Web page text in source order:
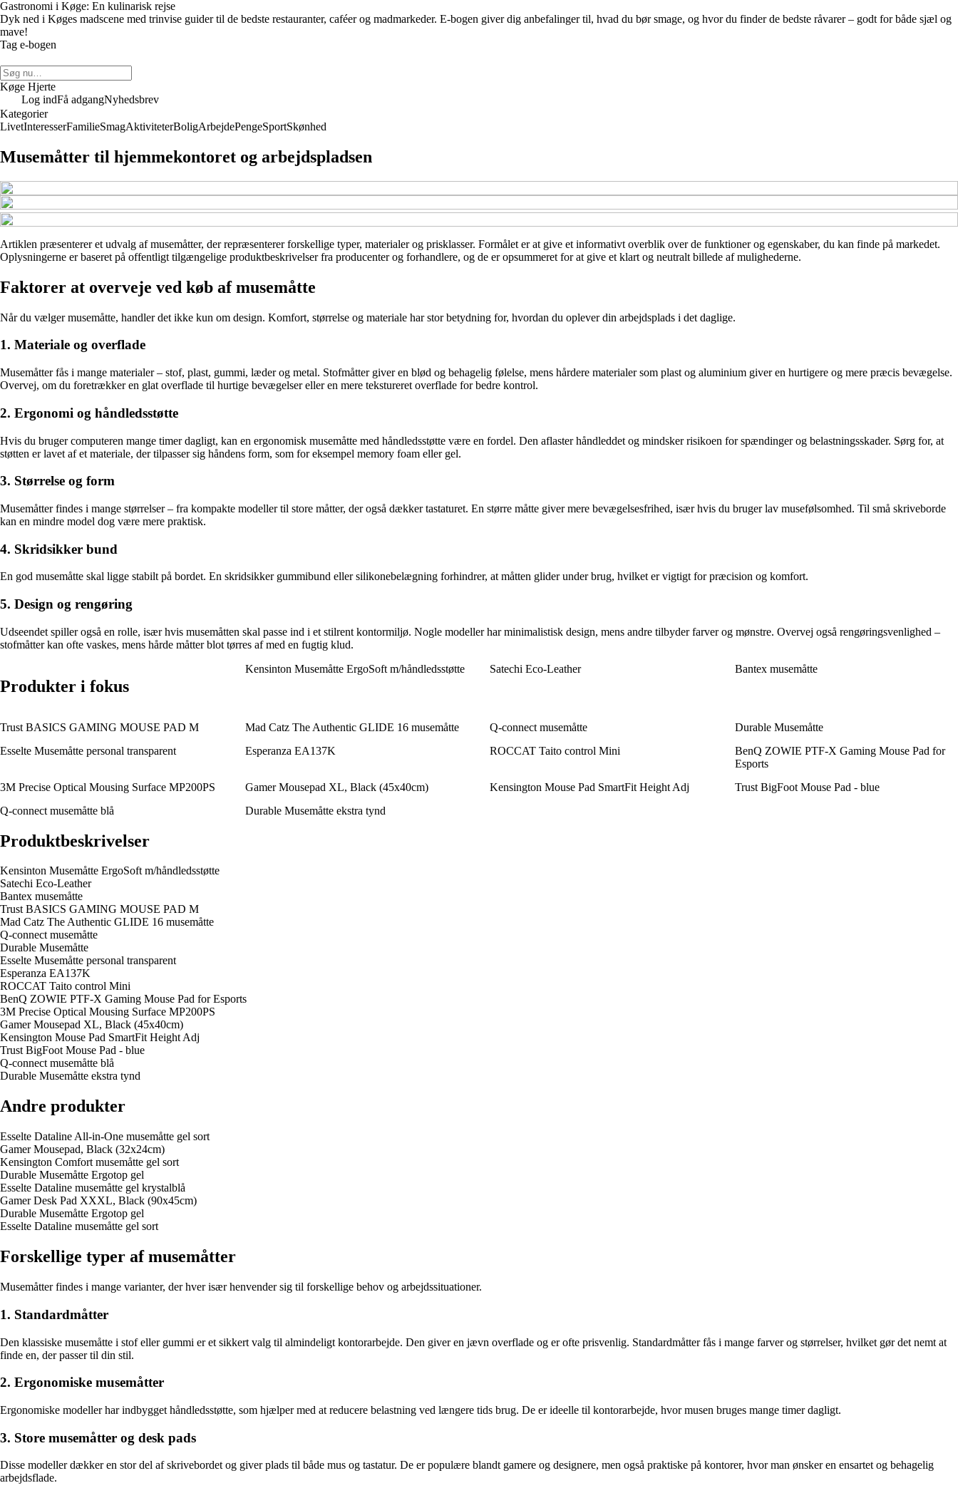
Gastronomi i Køge: En kulinarisk rejse
Dyk ned i Køges madscene med trinvise guider til de bedste restauranter, caféer og madmarkeder. E-bogen giver dig anbefalinger til, hvad du bør smage, og hvor du finder de bedste råvarer – godt for både sjæl og
mave!
Tag e-bogen
Køge Hjerte
Log indFå adgangNyhedsbrev
Kategorier
LivetInteresserFamilieSmagAktiviteterBoligArbejdePengeSportSkønhed
Musemåtter til hjemmekontoret og arbejdspladsen
Artiklen præsenterer et udvalg af musemåtter, der repræsenterer forskellige typer, materialer og prisklasser. Formålet er at give et informativt overblik over de funktioner og egenskaber, du kan finde på markedet.
Oplysningerne er baseret på offentligt tilgængelige produktbeskrivelser fra producenter og forhandlere, og de er opsummeret for at give et klart og neutralt billede af mulighederne.
Faktorer at overveje ved køb af musemåtte
Når du vælger musemåtte, handler det ikke kun om design. Komfort, størrelse og materiale har stor betydning for, hvordan du oplever din arbejdsplads i det daglige.
1. Materiale og overflade
Musemåtter fås i mange materialer – stof, plast, gummi, læder og metal. Stofmåtter giver en blød og behagelig følelse, mens hårdere materialer som plast og aluminium giver en hurtigere og mere præcis bevægelse.
Overvej, om du foretrækker en glat overflade til hurtige bevægelser eller en mere tekstureret overflade for bedre kontrol.
2. Ergonomi og håndledsstøtte
Hvis du bruger computeren mange timer dagligt, kan en ergonomisk musemåtte med håndledsstøtte være en fordel. Den aflaster håndleddet og mindsker risikoen for spændinger og belastningsskader. Sørg for, at
støtten er lavet af et materiale, der tilpasser sig håndens form, som for eksempel memory foam eller gel.
3. Størrelse og form
Musemåtter findes i mange størrelser – fra kompakte modeller til store måtter, der også dækker tastaturet. En større måtte giver mere bevægelsesfrihed, især hvis du bruger lav musefølsomhed. Til små skriveborde
kan en mindre model dog være mere praktisk.
4. Skridsikker bund
En god musemåtte skal ligge stabilt på bordet. En skridsikker gummibund eller silikonebelægning forhindrer, at måtten glider under brug, hvilket er vigtigt for præcision og komfort.
5. Design og rengøring
Udseendet spiller også en rolle, især hvis musemåtten skal passe ind i et stilrent kontormiljø. Nogle modeller har minimalistisk design, mens andre tilbyder farver og mønstre. Overvej også rengøringsvenlighed –
stofmåtter kan ofte vaskes, mens hårde måtter blot tørres af med en fugtig klud.
Produkter i fokus
Kensinton Musemåtte ErgoSoft m/håndledsstøtte Satechi Eco-Leather Bantex musemåtte
Trust BASICS GAMING MOUSE PAD M Mad Catz The Authentic GLIDE 16 musemåtte Q-connect musemåtte
Durable Musemåtte
Esselte Musemåtte personal transparent
Esperanza EA137K ROCCAT Taito control Mini
BenQ ZOWIE PTF-X Gaming Mouse Pad for
Esports
3M Precise Optical Mousing Surface MP200PS
Gamer Mousepad XL, Black (45x40cm) Kensington Mouse Pad SmartFit Height Adj
Trust BigFoot Mouse Pad - blue
Q-connect musemåtte blå
Durable Musemåtte ekstra tynd
Produktbeskrivelser
Kensinton Musemåtte ErgoSoft m/håndledsstøtte
Satechi Eco-Leather
Bantex musemåtte
Trust BASICS GAMING MOUSE PAD M
Mad Catz The Authentic GLIDE 16 musemåtte
Q-connect musemåtte
Durable Musemåtte
Esselte Musemåtte personal transparent
Esperanza EA137K
ROCCAT Taito control Mini
BenQ ZOWIE PTF-X Gaming Mouse Pad for Esports
3M Precise Optical Mousing Surface MP200PS
Gamer Mousepad XL, Black (45x40cm)
Kensington Mouse Pad SmartFit Height Adj
Trust BigFoot Mouse Pad - blue
Q-connect musemåtte blå
Durable Musemåtte ekstra tynd
Andre produkter
Esselte Dataline All-in-One musemåtte gel sort
Gamer Mousepad, Black (32x24cm)
Kensington Comfort musemåtte gel sort
Durable Musemåtte Ergotop gel
Esselte Dataline musemåtte gel krystalblå
Gamer Desk Pad XXXL, Black (90x45cm)
Durable Musemåtte Ergotop gel
Esselte Dataline musemåtte gel sort
Forskellige typer af musemåtter
Musemåtter findes i mange varianter, der hver især henvender sig til forskellige behov og arbejdssituationer.
1. Standardmåtter
Den klassiske musemåtte i stof eller gummi er et sikkert valg til almindeligt kontorarbejde. Den giver en jævn overflade og er ofte prisvenlig. Standardmåtter fås i mange farver og størrelser, hvilket gør det nemt at
finde en, der passer til din stil.
2. Ergonomiske musemåtter
Ergonomiske modeller har indbygget håndledsstøtte, som hjælper med at reducere belastning ved længere tids brug. De er ideelle til kontorarbejde, hvor musen bruges mange timer dagligt.
3. Store musemåtter og desk pads
Disse modeller dækker en stor del af skrivebordet og giver plads til både mus og tastatur. De er populære blandt gamere og designere, men også praktiske på kontorer, hvor man ønsker en ensartet og behagelig
arbejdsflade.